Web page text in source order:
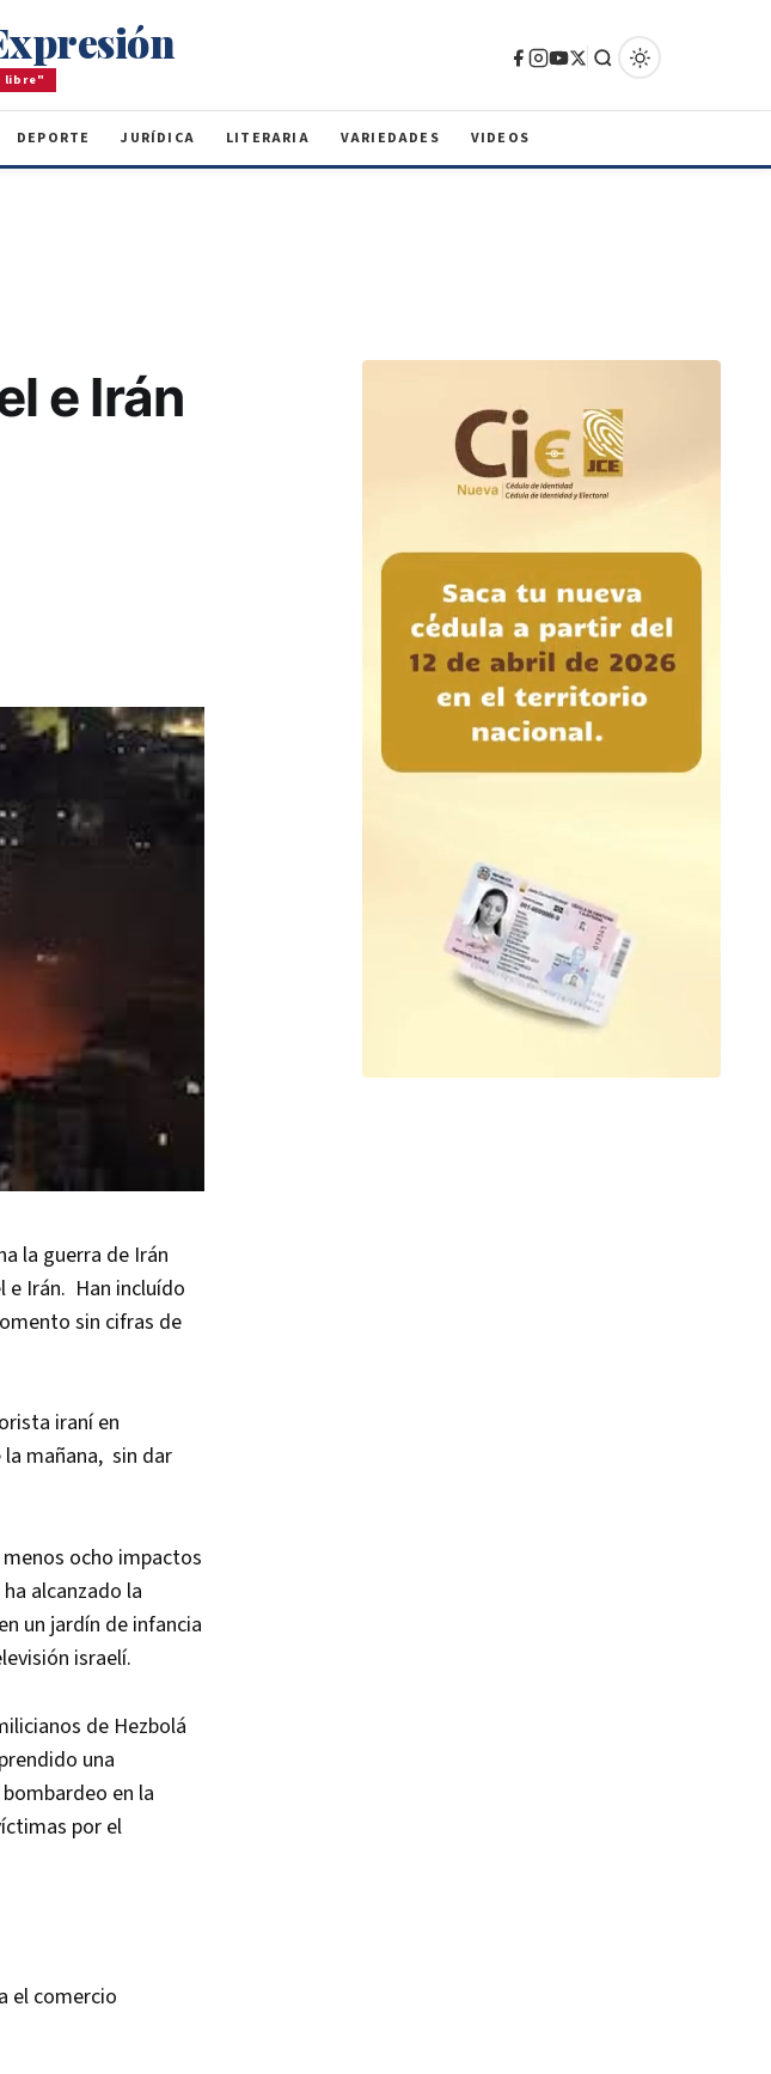
libre"
DEPORTE JURÍDICA LITERARIA VARIEDADES VIDEOS
e Irán
la guerra de Irán
e Irán. Han incluído
sin cifras de
iraní en
la mañana, sin dar
ocho impactos
alcanzado la
un jardín de infancia
israelí.
de Hezbolá
una
en la
por el
el comercio